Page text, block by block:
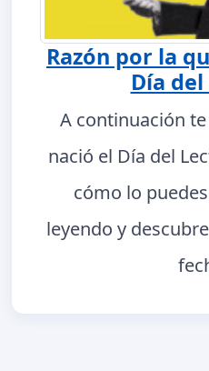
Razón por la
Día
A continuación
nació el Día del
cómo lo
leyendo y